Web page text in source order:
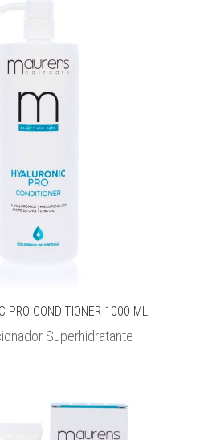
PRO CONDITIONER 1000 ML
Superhidratante